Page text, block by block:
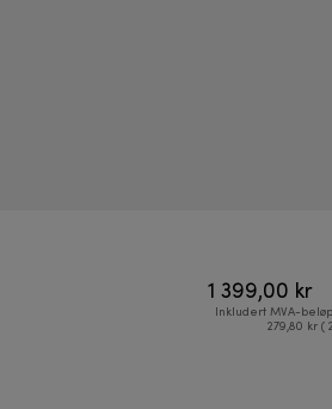
1 399,00 kr
Inkludert MVA-
279,80 kr (